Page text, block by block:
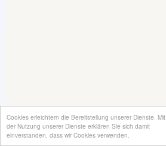
Cookies erleichtern die Bereitstellung unserer Dienste. Mit
der Nutzung unserer Dienste erklären Sie sich damit
einverstanden, dass wir Cookies verwenden.